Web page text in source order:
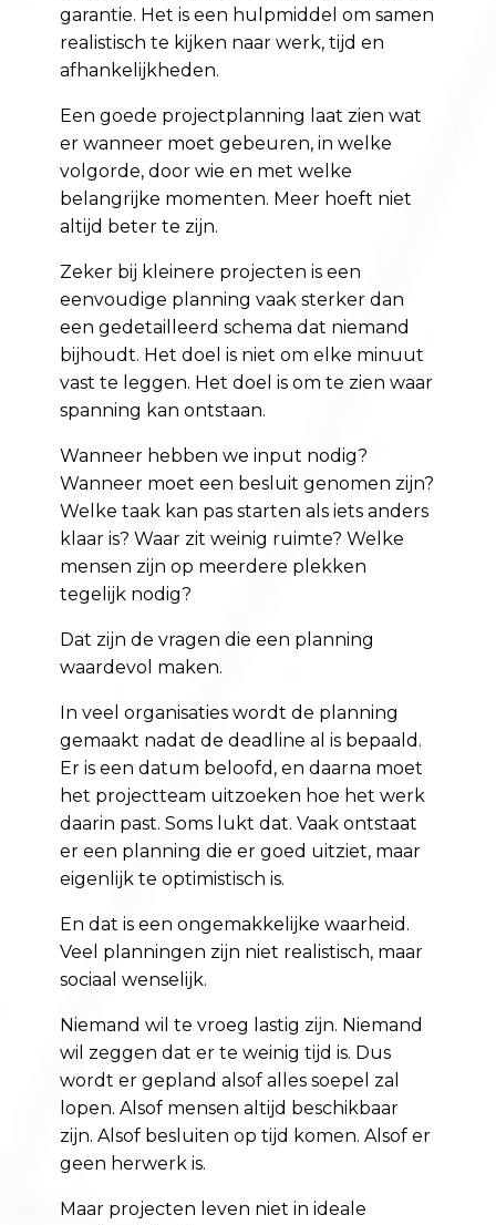
garantie. Het is een hulpmiddel om samen
realistisch te kijken naar werk, tijd en
afhankelijkheden.
Een goede projectplanning laat zien wat
er wanneer moet gebeuren, in welke
volgorde, door wie en met welke
belangrijke momenten. Meer hoeft niet
altijd beter te zijn.
Zeker bij kleinere projecten is een
eenvoudige planning vaak sterker dan
een gedetailleerd schema dat niemand
bijhoudt. Het doel is niet om elke minuut
vast te leggen. Het doel is om te zien waar
spanning kan ontstaan.
Wanneer hebben we input nodig?
Wanneer moet een besluit genomen zijn?
Welke taak kan pas starten als iets anders
klaar is? Waar zit weinig ruimte? Welke
mensen zijn op meerdere plekken
tegelijk nodig?
Dat zijn de vragen die een planning
waardevol maken.
In veel organisaties wordt de planning
gemaakt nadat de deadline al is bepaald.
Er is een datum beloofd, en daarna moet
het projectteam uitzoeken hoe het werk
daarin past. Soms lukt dat. Vaak ontstaat
er een planning die er goed uitziet, maar
eigenlijk te optimistisch is.
En dat is een ongemakkelijke waarheid.
Veel planningen zijn niet realistisch, maar
sociaal wenselijk.
Niemand wil te vroeg lastig zijn. Niemand
wil zeggen dat er te weinig tijd is. Dus
wordt er gepland alsof alles soepel zal
lopen. Alsof mensen altijd beschikbaar
zijn. Alsof besluiten op tijd komen. Alsof er
geen herwerk is.
Maar projecten leven niet in ideale